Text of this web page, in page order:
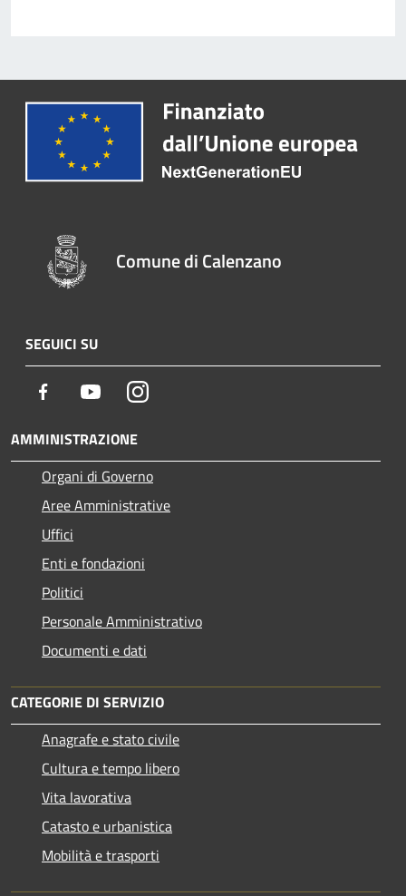
Comune di Calenzano
SEGUICI SU
Facebook YoutubeInstagram
AMMINISTRAZIONE
Organi di Governo
Aree Amministrative
Uffici
Enti e fondazioni
Politici
Personale Amministrativo
Documenti e dati
CATEGORIE DI SERVIZIO
Anagrafe e stato civile
Cultura e tempo libero
Vita lavorativa
Catasto e urbanistica
Mobilità e trasporti